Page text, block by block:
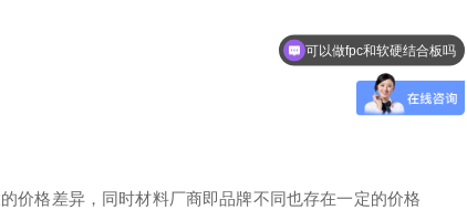
价格差异，同时材料厂商即品牌不同也存在一定的价格
可以做fpc和软硬结合板吗